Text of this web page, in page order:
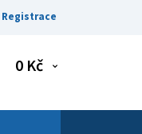
Registrace
0 Kč